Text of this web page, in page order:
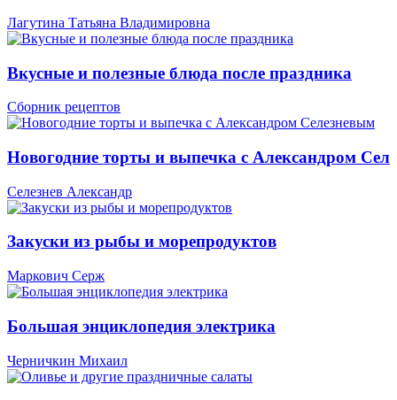
Лагутина Татьяна Владимировна
Вкусные и полезные блюда после праздника
Сборник рецептов
Новогодние торты и выпечка с Александром
Селезнев Александр
Закуски из рыбы и морепродуктов
Маркович Серж
Большая энциклопедия электрика
Черничкин Михаил